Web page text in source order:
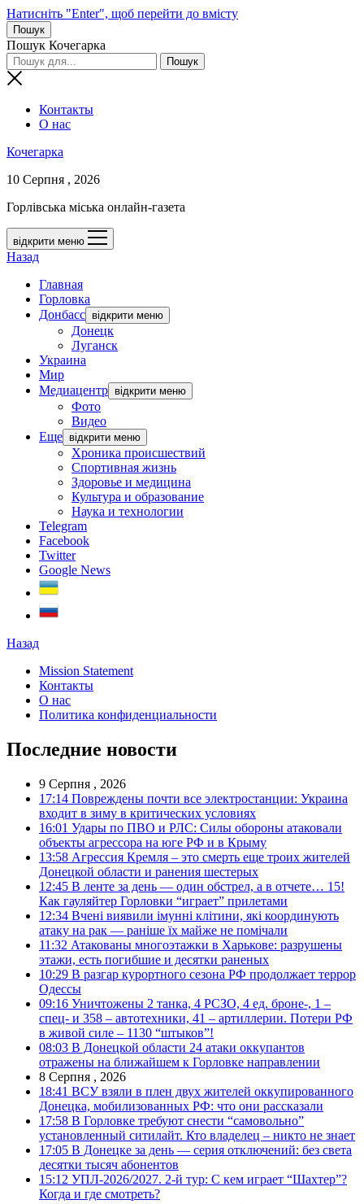
Натисніть "Enter", щоб перейти до вмісту
Пошук
Пошук Кочегарка
Контакты
О нас
Кочегарка
10 Серпня , 2026
Горлівська міська онлайн-газета
відкрити меню
Назад
Главная
Горловка
Донбасс відкрити меню
Донецк
Луганск
Украина
Мир
Медиацентр відкрити меню
Фото
Видео
Еще відкрити меню
Хроника происшествий
Спортивная жизнь
Здоровье и медицина
Культура и образование
Наука и технологии
Telegram
Facebook
Twitter
Google News
Назад
Mission Statement
Контакты
О нас
Политика конфиденциальности
Последние новости
9 Серпня , 2026
17:14 Повреждены почти все электростанции: Украина
входит в зиму в критических условиях
16:01 Удары по ПВО и РЛС: Силы обороны атаковали
объекты агрессора на юге РФ и в Крыму
13:58 Агрессия Кремля – это смерть еще троих жителей
Донецкой области и ранения шестерых
12:45 В ленте за день — один обстрел, а в отчете… 15!
Как гауляйтер Горловки “играет” прилетами
12:34 Вчені виявили імунні клітини, які координують
атаку на рак — раніше їх майже не помічали
11:32 Атакованы многоэтажки в Харькове: разрушены
этажи, есть погибшие и десятки раненых
10:29 В разгар курортного сезона РФ продолжает террор
Одессы
09:16 Уничтожены 2 танка, 4 РСЗО, 4 ед. броне-, 1 –
спец- и 358 – автотехники, 41 – артиллерии. Потери РФ
в живой силе – 1130 “штыков”!
08:03 В Донецкой области 24 атаки оккупантов
отражены на ближайшем к Горловке направлении
8 Серпня , 2026
18:41 ВСУ взяли в плен двух жителей оккупированного
Донецка, мобилизованных РФ: что они рассказали
17:58 В Горловке требуют снести “самовольно”
установленный ситилайт. Кто владелец – никто не знает
17:05 В Донецке за день — серия отключений: без света
десятки тысяч абонентов
15:12 УПЛ-2026/2027. 2-й тур: С кем играет “Шахтер”?
Когда и где смотреть?